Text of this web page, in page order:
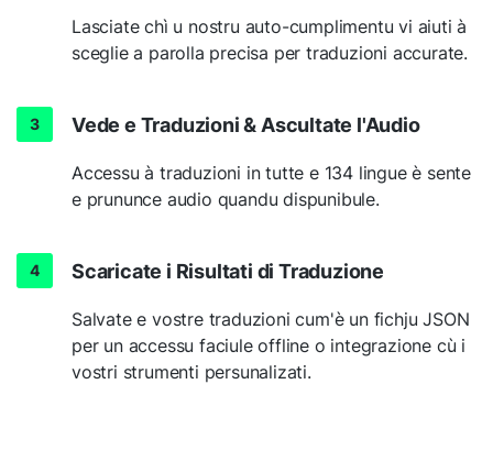
Lasciate chì u nostru auto-cumplimentu vi aiuti à
sceglie a parolla precisa per traduzioni accurate.
Vede e Traduzioni & Ascultate l'Audio
Accessu à traduzioni in tutte e 134 lingue è sente
e prununce audio quandu dispunibule.
Scaricate i Risultati di Traduzione
Salvate e vostre traduzioni cum'è un fichju JSON
per un accessu faciule offline o integrazione cù i
vostri strumenti persunalizati.